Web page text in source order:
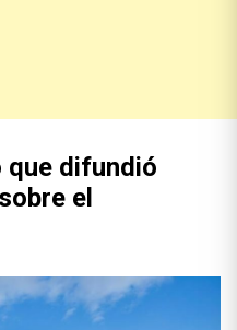
que difundió
el